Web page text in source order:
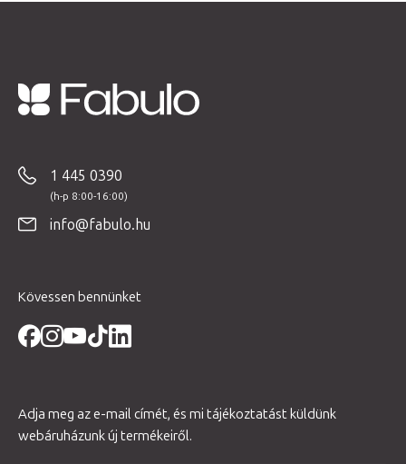
1 445 0390
info@fabulo.hu
Kövessen bennünket
Adja meg az e-mail címét, és mi tájékoztatást küldünk
webáruházunk új termékeiről.